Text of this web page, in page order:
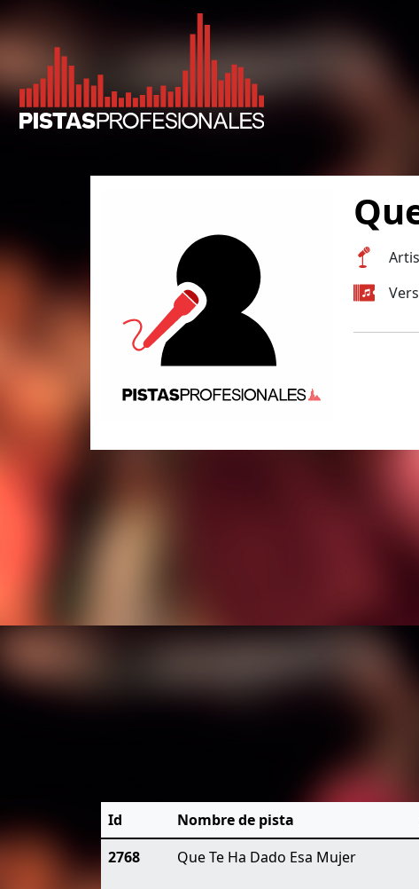
Id Nombre de pista
2768
Que Te Ha Dado Esa Mujer